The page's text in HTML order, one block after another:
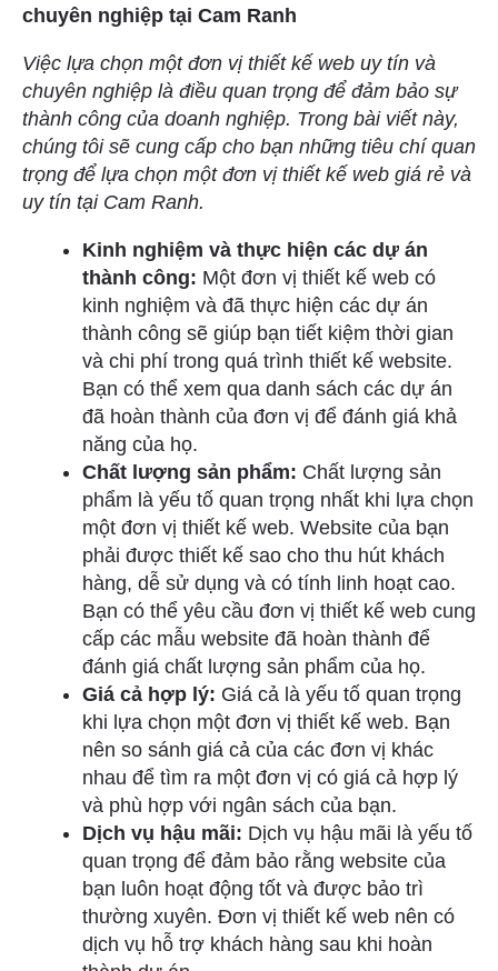
chuyên nghiệp tại Cam Ranh
Việc lựa chọn một đơn vị thiết kế web uy tín và
chuyên nghiệp là điều quan trọng để đảm bảo sự
thành công của doanh nghiệp. Trong bài viết này,
chúng tôi sẽ cung cấp cho bạn những tiêu chí quan
trọng để lựa chọn một đơn vị thiết kế web giá rẻ và
uy tín tại Cam Ranh.
Kinh nghiệm và thực hiện các dự án
thành công: Một đơn vị thiết kế web có
kinh nghiệm và đã thực hiện các dự án
thành công sẽ giúp bạn tiết kiệm thời gian
và chi phí trong quá trình thiết kế website.
Bạn có thể xem qua danh sách các dự án
đã hoàn thành của đơn vị để đánh giá khả
năng của họ.
Chất lượng sản phẩm: Chất lượng sản
phẩm là yếu tố quan trọng nhất khi lựa chọn
một đơn vị thiết kế web. Website của bạn
phải được thiết kế sao cho thu hút khách
hàng, dễ sử dụng và có tính linh hoạt cao.
Bạn có thể yêu cầu đơn vị thiết kế web cung
cấp các mẫu website đã hoàn thành để
đánh giá chất lượng sản phẩm của họ.
Giá cả hợp lý: Giá cả là yếu tố quan trọng
khi lựa chọn một đơn vị thiết kế web. Bạn
nên so sánh giá cả của các đơn vị khác
nhau để tìm ra một đơn vị có giá cả hợp lý
và phù hợp với ngân sách của bạn.
Dịch vụ hậu mãi: Dịch vụ hậu mãi là yếu tố
quan trọng để đảm bảo rằng website của
bạn luôn hoạt động tốt và được bảo trì
thường xuyên. Đơn vị thiết kế web nên có
dịch vụ hỗ trợ khách hàng sau khi hoàn